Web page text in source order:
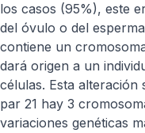
los casos (95%), este
del óvulo o del
contiene un
dará origen a un
células. Esta alteración
par 21 hay 3
variaciones genéticas